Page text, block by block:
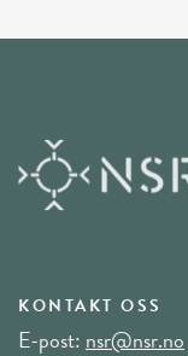
KONTAKT OSS
E-post: nsr@nsr.no